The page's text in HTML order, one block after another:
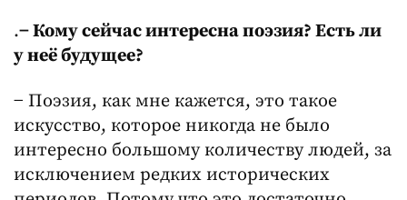
.− Кому сейчас интересна поэзия? Есть ли
у неё будущее?
− Поэзия, как мне кажется, это такое
искусство, которое никогда не было
интересно большому количеству людей, за
исключением редких исторических